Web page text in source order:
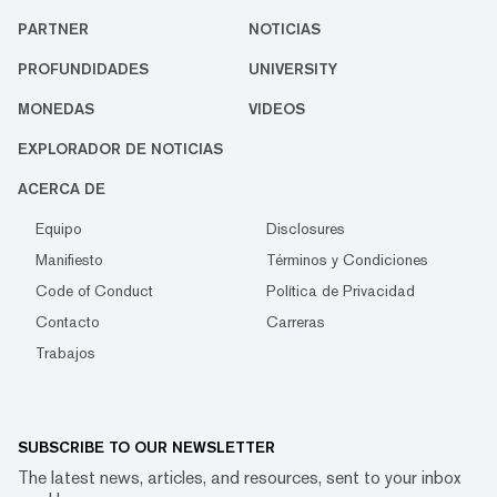
PARTNER NOTICIAS
PROFUNDIDADES UNIVERSITY
MONEDAS VIDEOS
EXPLORADOR DE NOTICIAS
ACERCA DE
Equipo
Disclosures
Manifiesto
Términos y Condiciones
Code of Conduct
Política de Privacidad
Contacto
Carreras
Trabajos
SUBSCRIBE TO OUR NEWSLETTER
The latest news, articles, and resources, sent to your inbox